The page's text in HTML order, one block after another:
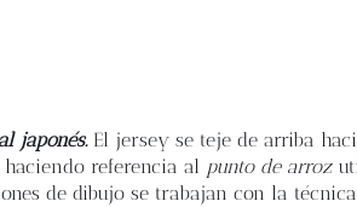
japonés.El jersey se teje de arriba
referencia al punto de arroz
de dibujo se trabajan con la